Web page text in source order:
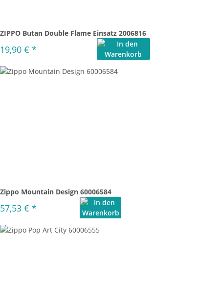
ZIPPO Butan Double Flame Einsatz 2006816
19,90 € *
Zippo Mountain Design 60006584
57,53 € *